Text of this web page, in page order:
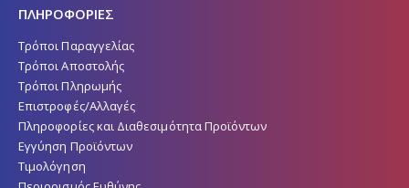
ΠΛΗΡΟΦΟΡΙΕΣ
Τρόποι Παραγγελίας
Τρόποι Αποστολής
Τρόποι Πληρωμής
Επιστροφές/Αλλαγές
Πληροφορίες και Διαθεσιμότητα Προϊόντων
Εγγύηση Προϊόντων
Τιμολόγηση